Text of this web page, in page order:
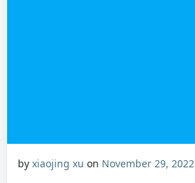
by xiaojing xu on November 29, 2022